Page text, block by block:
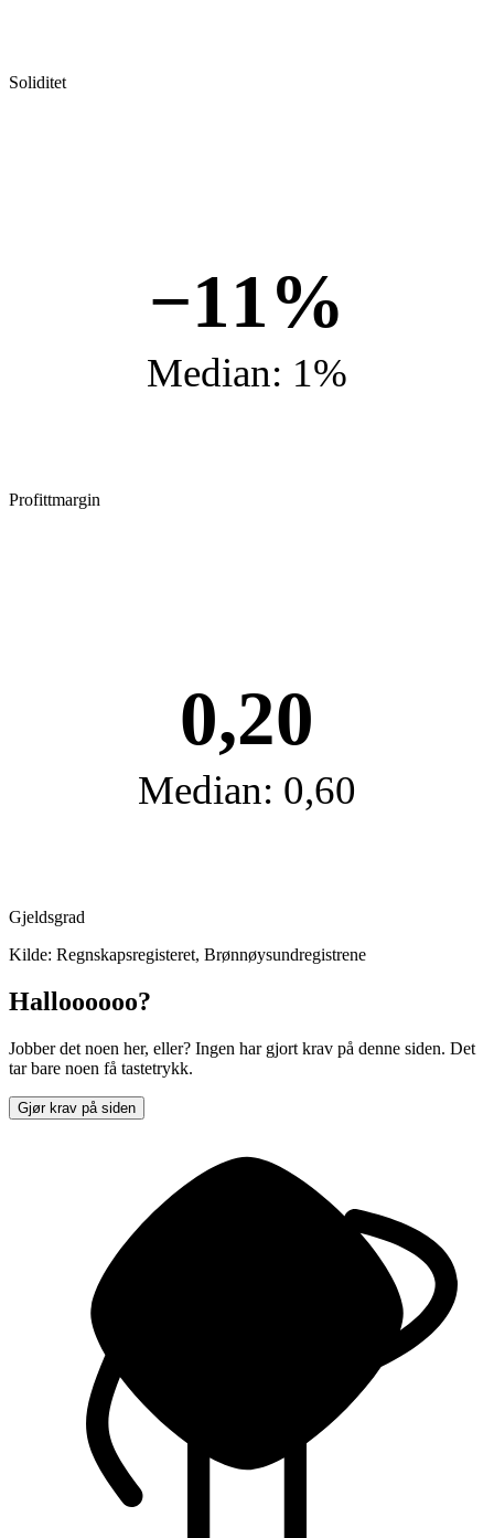
Soliditet
−11%
Median: 1%
Profittmargin
0,20
Median: 0,60
Gjeldsgrad
Kilde: Regnskapsregisteret, Brønnøysundregistrene
Halloooooo?
Jobber det noen her, eller? Ingen har gjort krav på denne siden. Det
tar bare noen få tastetrykk.
Gjør krav på siden